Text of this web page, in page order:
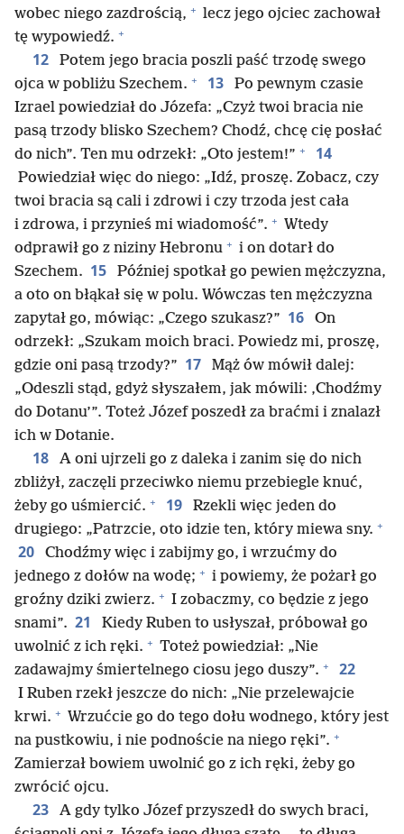
wobec niego zazdrością, + lecz jego ojciec zachował
tę wypowiedź. +
12
Potem jego bracia poszli paść trzodę swego
ojca w pobliżu Szechem. + 13
Po pewnym czasie
Izrael powiedział do Józefa: „Czyż twoi bracia nie
pasą trzody blisko Szechem? Chodź, chcę cię posłać
do nich”. Ten mu odrzekł: „Oto jestem!” + 14
Powiedział więc do niego: „Idź, proszę. Zobacz, czy
twoi bracia są cali i zdrowi i czy trzoda jest cała
i zdrowa, i przynieś mi wiadomość”. + Wtedy
odprawił go z niziny Hebronu + i on dotarł do
Szechem. 15
Później spotkał go pewien mężczyzna,
a oto on błąkał się w polu. Wówczas ten mężczyzna
zapytał go, mówiąc: „Czego szukasz?” 16
On
odrzekł: „Szukam moich braci. Powiedz mi, proszę,
gdzie oni pasą trzody?” 17
Mąż ów mówił dalej:
„Odeszli stąd, gdyż słyszałem, jak mówili: ‚Chodźmy
do Dotanu’”. Toteż Józef poszedł za braćmi i znalazł
ich w Dotanie.
18
A oni ujrzeli go z daleka i zanim się do nich
zbliżył, zaczęli przeciwko niemu przebiegle knuć,
żeby go uśmiercić. + 19
Rzekli więc jeden do
drugiego: „Patrzcie, oto idzie ten, który miewa sny. +
20
Chodźmy więc i zabijmy go, i wrzućmy do
jednego z dołów na wodę; + i powiemy, że pożarł go
groźny dziki zwierz. + I zobaczmy, co będzie z jego
snami”. 21
Kiedy Ruben to usłyszał, próbował go
uwolnić z ich ręki. + Toteż powiedział: „Nie
zadawajmy śmiertelnego ciosu jego duszy”. + 22
I Ruben rzekł jeszcze do nich: „Nie przelewajcie
krwi. + Wrzućcie go do tego dołu wodnego, który jest
na pustkowiu, i nie podnoście na niego ręki”. +
Zamierzał bowiem uwolnić go z ich ręki, żeby go
zwrócić ojcu.
23
A gdy tylko Józef przyszedł do swych braci,